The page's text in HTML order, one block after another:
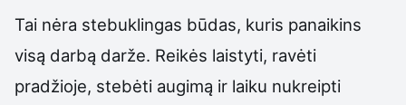
Tai nėra stebuklingas būdas, kuris panaikins
visą darbą darže. Reikės laistyti, ravėti
pradžioje, stebėti augimą ir laiku nukreipti